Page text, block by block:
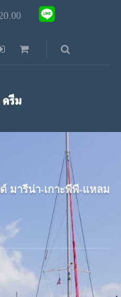
มารีน่า-เกาะพีพี-แหลม